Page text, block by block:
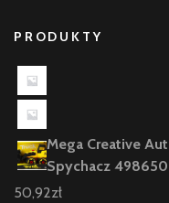
PRODUKTY
Mega Creative
Spychacz 498650
50,92zł